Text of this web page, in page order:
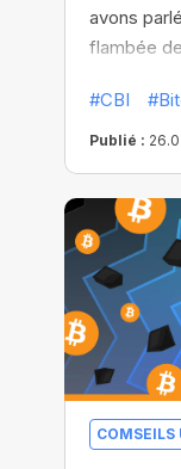
avons
flambée
les
peut-on
#CBI
Publié :
COMSEILS